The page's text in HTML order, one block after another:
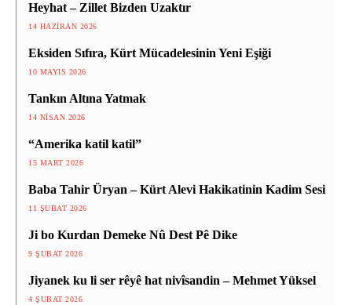
Heyhat – Zillet Bizden Uzaktır
14 HAZIRAN 2026
Eksiden Sıfıra, Kürt Mücadelesinin Yeni Eşiği
10 MAYIS 2026
Tankın Altına Yatmak
14 NISAN 2026
“Amerika katil katil”
15 MART 2026
Baba Tahir Üryan – Kürt Alevi Hakikatinin Kadim Sesi
11 ŞUBAT 2026
Ji bo Kurdan Demeke Nû Dest Pê Dike
9 ŞUBAT 2026
Jiyanek ku li ser rêyê hat nivîsandin – Mehmet Yüksel
4 ŞUBAT 2026